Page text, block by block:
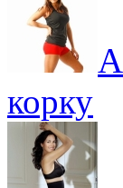
корку